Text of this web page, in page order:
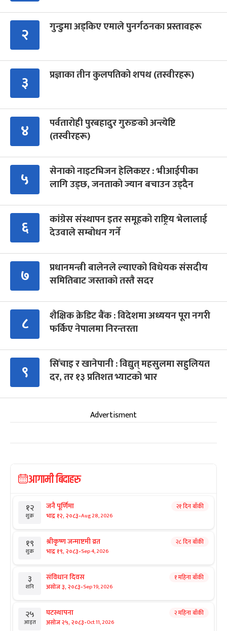
२ गुन्डुमा अड्किए एमाले पुनर्गठनका प्रस्तावहरू
३ प्रज्ञाका तीन कुलपतिको शपथ (तस्वीरहरू)
४
पर्वतारोही पुरबहादुर गुरुङको अन्त्येष्टि
(तस्वीरहरू)
५
सेनाको नाइटभिजन हेलिकप्टर : भीआईपीका
लागि उड्छ, जनताको ज्यान बचाउन उड्दैन
६
कांग्रेस संस्थापन इतर समूहको राष्ट्रिय भेलालाई
देउवाले सम्बोधन गर्ने
७
प्रधानमन्त्री बालेनले ल्याएको विधेयक संसदीय
समितिबाट जस्ताको तस्तै सदर
८
शैक्षिक क्रेडिट बैंक : विदेशमा अध्ययन पूरा नगरी
फर्किए नेपालमा निरन्तरता
९
सिँचाइ र खानेपानी : विद्युत् महसुलमा सहुलियत
दर, तर १३ प्रतिशत भ्याटको भार
Advertisment
आगामी बिदाहरु
१२
शुक्र
जनै पूर्णिमा
भाद्र १२, २०८३-Aug 28, 2026
२१ दिन बाँकी
१९
शुक्र
श्रीकृष्ण जन्माष्टमी व्रत
भाद्र १९, २०८३-Sep 4, 2026
२८ दिन बाँकी
३
शनि
संविधान दिवस
असोज ३, २०८३-Sep 19, 2026
१ महिना बाँकी
२५
आइत
घटस्थापना
असोज २५, २०८३-Oct 11, 2026
२ महिना बाँकी